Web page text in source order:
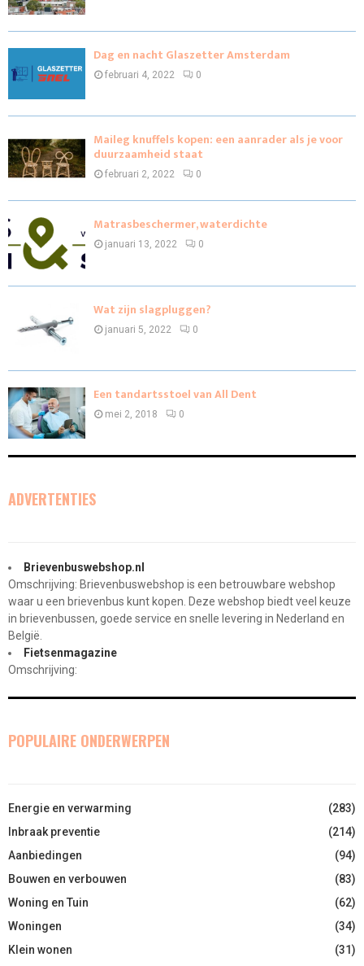
Dag en nacht Glaszetter Amsterdam
februari 4, 2022 0
Maileg knuffels kopen: een aanrader als je voor
duurzaamheid staat
februari 2, 2022 0
Matrasbeschermer, waterdichte
januari 13, 2022 0
Wat zijn slagpluggen?
januari 5, 2022 0
Een tandartsstoel van All Dent
mei 2, 2018 0
ADVERTENTIES
Brievenbuswebshop.nl
Omschrijving: Brievenbuswebshop is een betrouwbare webshop
waar u een brievenbus kunt kopen. Deze webshop biedt veel keuze
in brievenbussen, goede service en snelle levering in Nederland en
België.
Fietsenmagazine
Omschrijving:
POPULAIRE ONDERWERPEN
Energie en verwarming
(283)
Inbraak preventie
(214)
Aanbiedingen
(94)
Bouwen en verbouwen
(83)
Woning en Tuin
(62)
Woningen
(34)
Klein wonen
(31)